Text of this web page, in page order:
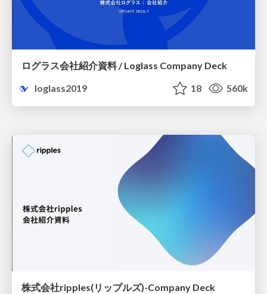
ログラス会社紹介資料 / Loglass Company Deck
loglass2019
18 560k
株式会社ripples(リップルズ)-Company Deck